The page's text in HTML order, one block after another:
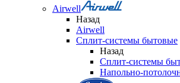
Airwell
Назад
Airwell
Сплит-системы бытовые
Назад
Сплит-системы
Напольно-